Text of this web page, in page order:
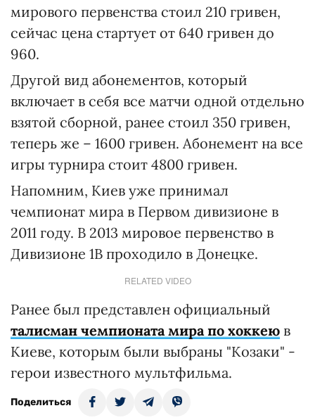
мирового первенства стоил 210 гривен,
сейчас цена стартует от 640 гривен до
960.
Другой вид абонементов, который
включает в себя все матчи одной отдельно
взятой сборной, ранее стоил 350 гривен,
теперь же – 1600 гривен. Абонемент на все
игры турнира стоит 4800 гривен.
Напомним, Киев уже принимал
чемпионат мира в Первом дивизионе в
2011 году. В 2013 мировое первенство в
Дивизионе 1B проходило в Донецке.
RELATED VIDEO
Ранее был представлен официальный
талисман чемпионата мира по хоккею в
Киеве, которым были выбраны "Козаки" -
герои известного мультфильма.
Поделиться